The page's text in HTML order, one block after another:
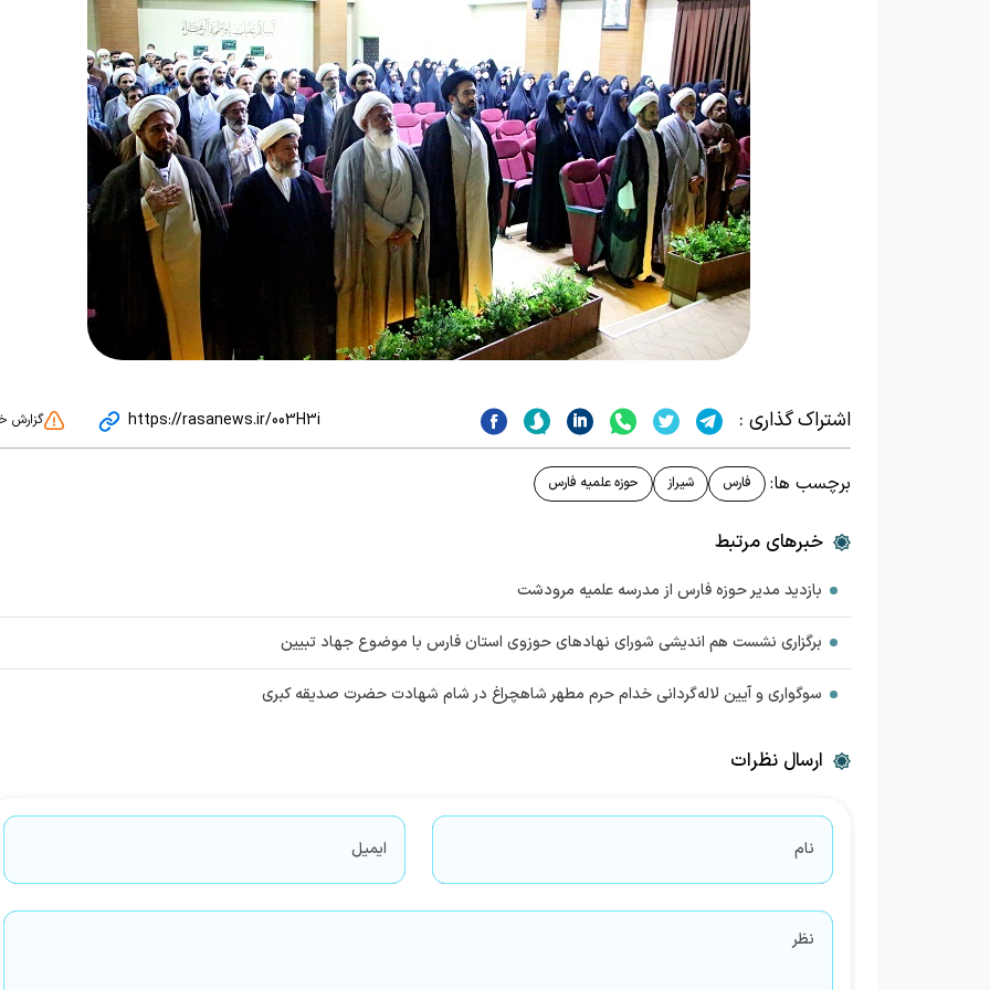
اشتراک گذاری : https://rasanews.ir/003H3i گزارش
برچسب ها: فارس شیراز حوزه علمیه فارس
خبرهای مرتبط
بازدید مدیر حوزه فارس از مدرسه علمیه مرودشت
برگزاری نشست هم اندیشی شورای نهادهای حوزوی استان فارس با موضوع جهاد تبیین
سوگواری و آیین لاله‌گردانی خدام حرم مطهر شاهچراغ در شام شهادت حضرت صدیقه کبری
ارسال نظرات